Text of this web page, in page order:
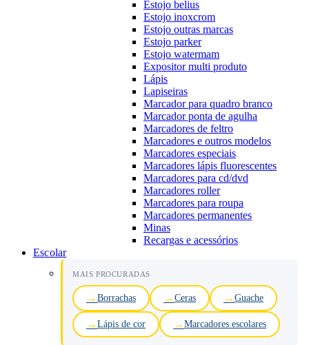
Estojo belius
Estojo inoxcrom
Estojo outras marcas
Estojo parker
Estojo watermam
Expositor multi produto
Lápis
Lapiseiras
Marcador para quadro branco
Marcador ponta de agulha
Marcadores de feltro
Marcadores e outros modelos
Marcadores especiais
Marcadores lápis fluorescentes
Marcadores para cd/dvd
Marcadores roller
Marcadores para roupa
Marcadores permanentes
Minas
Recargas e acessórios
Escolar
MAIS PROCURADAS
Borrachas Ceras Guache
Lápis de cor Marcadores escolares